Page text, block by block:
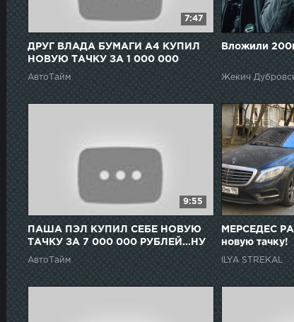
7:47
ДРУГ ВЛАДА БУМАГИ А4 КУПИЛ
НОВУЮ ТАЧКУ ЗА 1 000 000
РУБЛЕЙ...ГЛЕНТ, КРАСАВЧИК!
АвтоТайм
Вложили
Жекич
9:55
ПАША ПЭЛ КУПИЛ СЕБЕ НОВУЮ
ТАЧКУ ЗА 7 000 000 РУБЛЕЙ...НУ
ПРОСТО ПУШКА!
АвтоТайм
МЕРСЕДЕС
новую тачку!
ILYA STREKAL